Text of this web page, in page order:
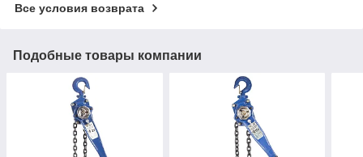
Все условия возврата
Подобные товары компании